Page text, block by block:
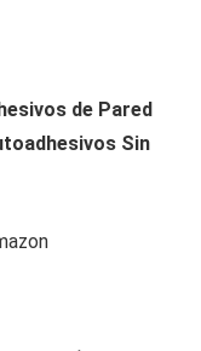
de Pared
Sin